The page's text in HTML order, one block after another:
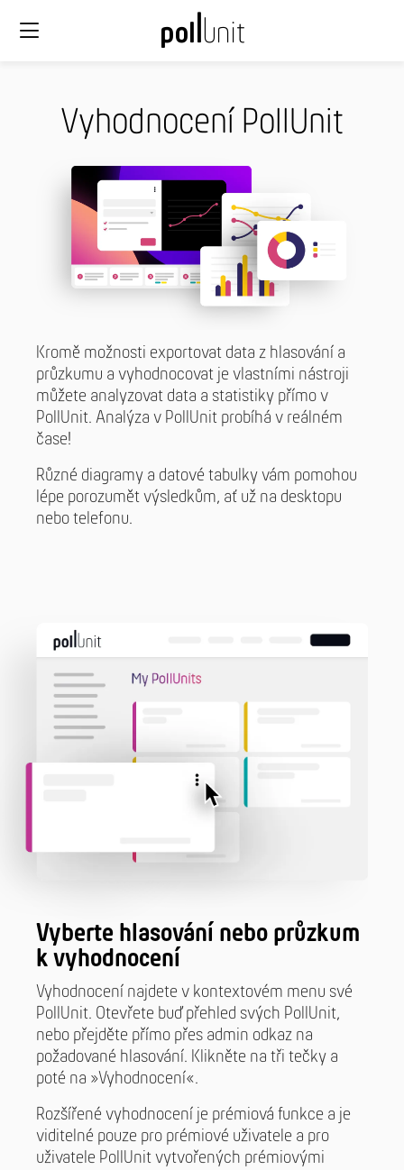
Vyhodnocení PollUnit
Kromě možnosti exportovat data z hlasování a
průzkumu a vyhodnocovat je vlastními nástroji
můžete analyzovat data a statistiky přímo v
PollUnit. Analýza v PollUnit probíhá v reálném
čase!
Různé diagramy a datové tabulky vám pomohou
lépe porozumět výsledkům, ať už na desktopu
nebo telefonu.
Vyberte hlasování nebo průzkum
k vyhodnocení
Vyhodnocení najdete v kontextovém menu své
PollUnit. Otevřete buď přehled svých PollUnit,
nebo přejděte přímo přes admin odkaz na
požadované hlasování. Klikněte na tři tečky a
poté na »Vyhodnocení«.
Rozšířené vyhodnocení je prémiová funkce a je
viditelné pouze pro prémiové uživatele a pro
uživatele PollUnit vytvořených prémiovými